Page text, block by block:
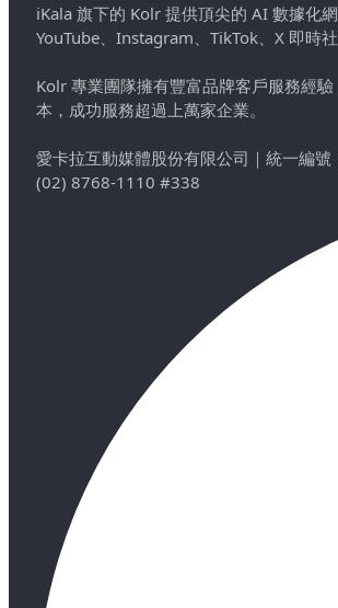
iKala 旗下的 Kolr 提供頂尖的 AI 數據化
YouTube、Instagram、TikTok、X 即時
Kolr 專業團隊擁有豐富品牌客戶服務經
本，成功服務超過上萬家企業。
愛卡拉互動媒體股份有限公司 ｜ 統一編
(02) 8768-1110 #338